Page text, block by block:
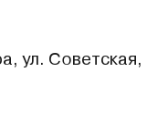
ул. Советская,